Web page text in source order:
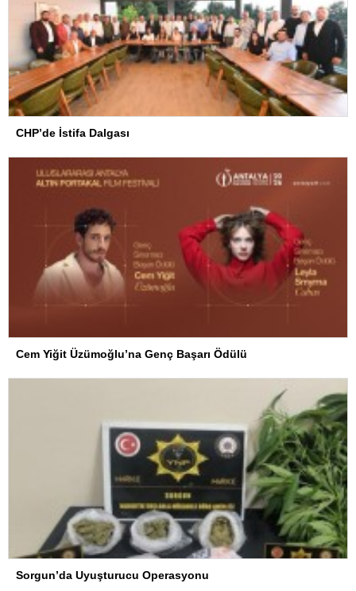
CHP’de İstifa Dalgası
Cem Yiğit Üzümoğlu’na Genç Başarı Ödülü
Sorgun’da Uyuşturucu Operasyonu